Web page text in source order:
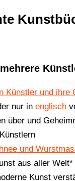
Künstler und ihre
nur inenglisch
über und
und
aus aller Welt*
Kunst